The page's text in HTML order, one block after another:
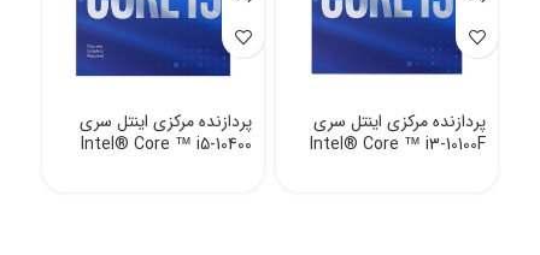
پردازنده مرکزی اینتل سری
Intel® Core ™ i3-10100F
پردازنده مرکزی اینتل سری
Intel® Core ™ i5-10400